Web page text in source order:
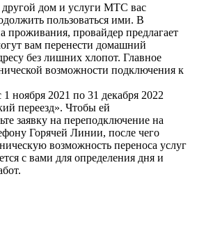
другой дом и услуги МТС вас
пользоваться ими. В
проживания, провайдер предлагает
вам перенести домашний
без лишних хлопот. Главное
возможности подключения к
ноября 2021 по 31 декабря 2022
переезд». Чтобы ей
заявку на переподключение на
Горячей Линии, после чего
возможность переноса услуг
с вами для определения дня и